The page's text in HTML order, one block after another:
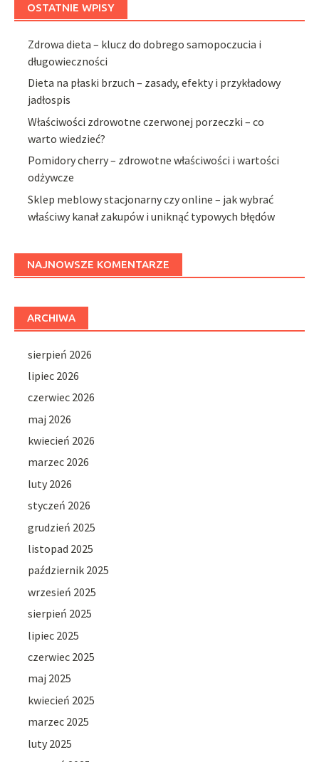
OSTATNIE WPISY
Zdrowa dieta – klucz do dobrego samopoczucia i
długowieczności
Dieta na płaski brzuch – zasady, efekty i przykładowy
jadłospis
Właściwości zdrowotne czerwonej porzeczki – co
warto wiedzieć?
Pomidory cherry – zdrowotne właściwości i wartości
odżywcze
Sklep meblowy stacjonarny czy online – jak wybrać
właściwy kanał zakupów i uniknąć typowych błędów
NAJNOWSZE KOMENTARZE
ARCHIWA
sierpień 2026
lipiec 2026
czerwiec 2026
maj 2026
kwiecień 2026
marzec 2026
luty 2026
styczeń 2026
grudzień 2025
listopad 2025
październik 2025
wrzesień 2025
sierpień 2025
lipiec 2025
czerwiec 2025
maj 2025
kwiecień 2025
marzec 2025
luty 2025